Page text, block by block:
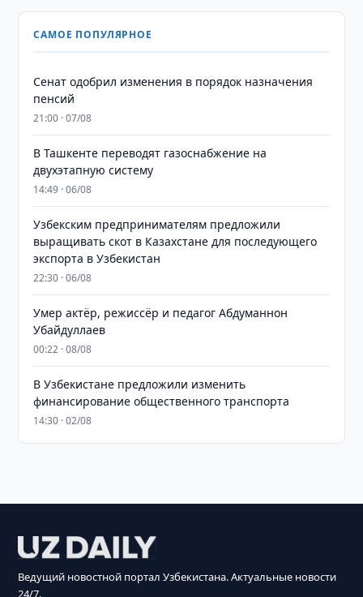
САМОЕ ПОПУЛЯРНОЕ
Сенат одобрил изменения в порядок назначения
пенсий
21:00 · 07/08
В Ташкенте переводят газоснабжение на
двухэтапную систему
14:49 · 06/08
Узбекским предпринимателям предложили
выращивать скот в Казахстане для последующего
экспорта в Узбекистан
22:30 · 06/08
Умер актёр, режиссёр и педагог Абдуманнон
Убайдуллаев
00:22 · 08/08
В Узбекистане предложили изменить
финансирование общественного транспорта
14:30 · 02/08
Ведущий новостной портал Узбекистана. Актуальные новости
24/7.